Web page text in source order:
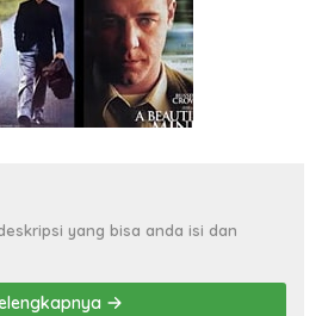
yang bisa anda isi dan